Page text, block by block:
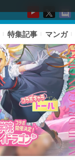
特集記事 マンガ